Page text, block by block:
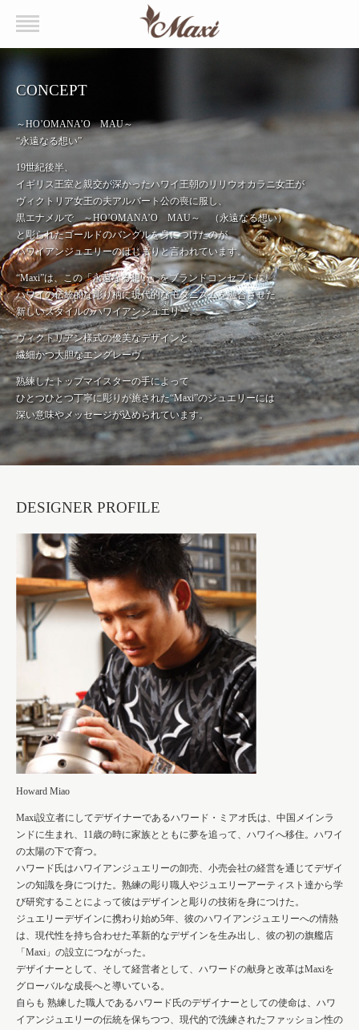
CONCEPT
～HO’OMANA’O MAU～
“永遠なる想い”
19世紀後半、
イギリス王室と親交が深かったハワイ王朝のリリウオカラニ女王が
ヴィクトリア女王の夫アルバート公の喪に服し、
黒エナメルで ～HO’OMANA’O MAU～ （永遠なる想い）
と彫られたゴールドのバングルを身につけたのが
ハワイアンジュエリーのはじまりと言われています。
“Maxi”は、この「永遠なる想い」をブランドコンセプトに、
ハワイの伝統的な彫り柄に現代的なモダニズムを融合させた
新しいスタイルのハワイアンジュエリー。
ヴィクトリアン様式の優美なデザインと、
繊細かつ大胆なエングレーヴ。
熟練したトップマイスターの手によって
ひとつひとつ丁寧に彫りが施された“Maxi”のジュエリーには
深い意味やメッセージが込められています。
DESIGNER PROFILE
Howard Miao
Maxi設立者にしてデザイナーであるハワード・ミアオ氏は、中国メインラ
ンドに生まれ、11歳の時に家族とともに夢を追って、ハワイへ移住。ハワイ
の太陽の下で育つ。
ハワード氏はハワイアンジュエリーの卸売、小売会社の経営を通じてデザイ
ンの知識を身につけた。熟練の彫り職人やジュエリーアーティスト達から学
び研究することによって彼はデザインと彫りの技術を身につけた。
ジュエリーデザインに携わり始め5年、彼のハワイアンジュエリーへの情熱
は、現代性を持ち合わせた革新的なデザインを生み出し、彼の初の旗艦店
「Maxi」の設立につながった。
デザイナーとして、そして経営者として、ハワードの献身と改革はMaxiを
グローバルな成長へと導いている。
自らも 熟練した職人であるハワード氏のデザイナーとしての使命は、ハワ
イアンジュエリーの伝統を保ちつつ、現代的で洗練されたファッション性の